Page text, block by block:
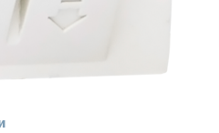
контуром)